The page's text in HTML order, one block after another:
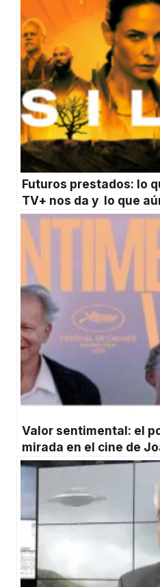
Futuros prestados: lo
TV+ nos da y lo que
Valor sentimental: el
mirada en el cine de